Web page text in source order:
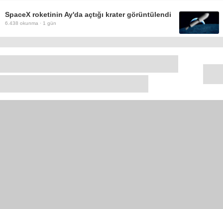
SpaceX roketinin Ay'da açtığı krater görüntülendi
6.438 okunma · 1 gün